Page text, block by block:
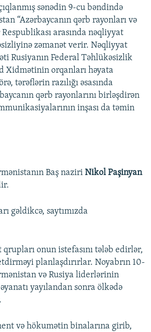
sənədin 9-cu bəndində
“Azərbaycanın qərb rayonları və
arasında nəqliyyat
zəmanət verir. Nəqliyyat
Rusiyanın Federal Təhlükəsizlik
Xidmətinin orqanları həyata
tərəflərin razılığı əsasında
qərb rayonlarını birləşdirən
inşası da təmin
Baş naziri Nikol Paşinyan
gəldikcə, saytımızda
onun istefasını tələb edirlər,
planlaşdırırlar. Noyabrın 10-
və Rusiya liderlərinin
yayılandan sonra ölkədə
və hökumətin binalarına girib,